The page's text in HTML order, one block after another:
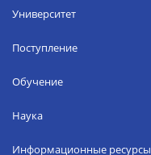
Университет
Поступление
Обучение
Наука
Информационные ресурсы